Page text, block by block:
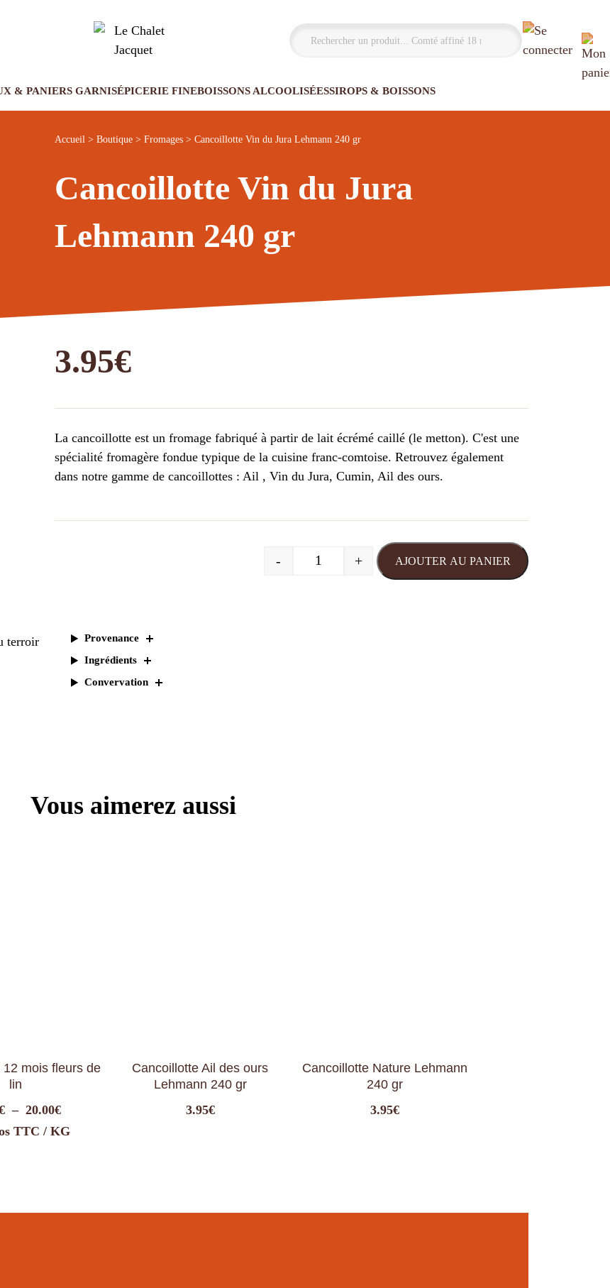
& PANIERS GARNISÉPICERIE FINEBOISSONS ALCOOLISÉESSIROPS & BOISSONS
Accueil> Boutique> Fromages> Cancoillotte Vin du Jura Lehmann 240 gr
Cancoillotte Vin du Jura
Lehmann 240 gr
3.95€
La cancoillotte est un fromage fabriqué à partir de lait écrémé caillé (le metton). C'est une
spécialité fromagère fondue typique de la cuisine franc-comtoise. Retrouvez également
dans notre gamme de cancoillottes : Ail , Vin du Jura, Cumin, Ail des ours.
quantité de Cancoillotte Vin du Jura Lehmann 240 gr
- + AJOUTER AU PANIER
Provenance
Ingrédients
Convervation
Vous aimerez aussi
mois fleurs de
lin
– 20.00€Plage
de
TTC / KG
Cancoillotte Ail des ours
Lehmann 240 gr
3.95€
Cancoillotte Nature Lehmann
240 gr
3.95€